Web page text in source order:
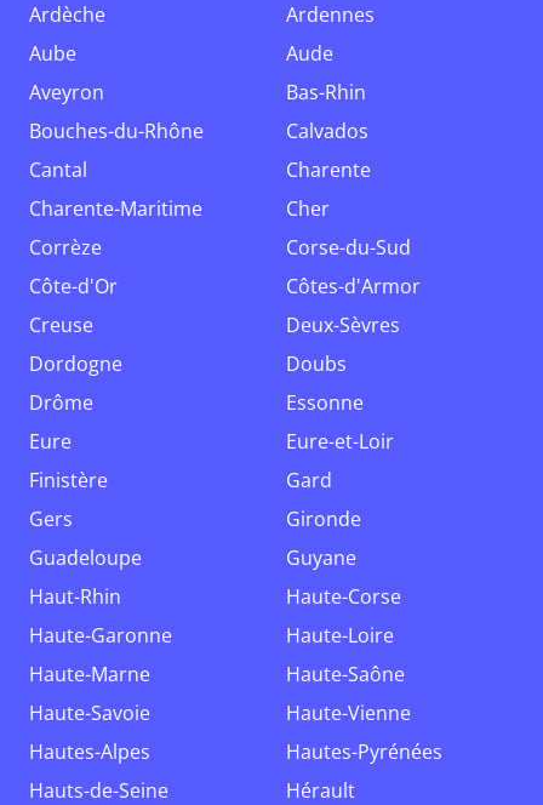
Ardèche
Ardennes
Aube
Aude
Aveyron
Bas-Rhin
Bouches-du-Rhône
Calvados
Cantal
Charente
Charente-Maritime
Cher
Corrèze
Corse-du-Sud
Côte-d'Or
Côtes-d'Armor
Creuse
Deux-Sèvres
Dordogne
Doubs
Drôme
Essonne
Eure
Eure-et-Loir
Finistère
Gard
Gers
Gironde
Guadeloupe
Guyane
Haut-Rhin
Haute-Corse
Haute-Garonne
Haute-Loire
Haute-Marne
Haute-Saône
Haute-Savoie
Haute-Vienne
Hautes-Alpes
Hautes-Pyrénées
Hauts-de-Seine
Hérault